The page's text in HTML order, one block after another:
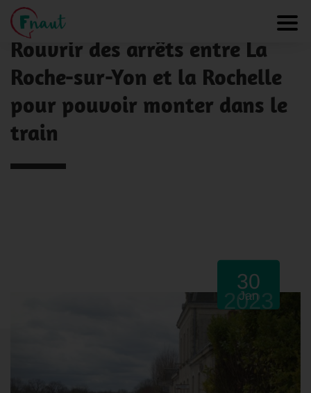
Panneau de gestion des cookies
NOS ACTUALITÉS
Rouvrir des arrêts entre La
Roche-sur-Yon et la Rochelle
pour pouvoir monter dans le
train
30
Jan
2023